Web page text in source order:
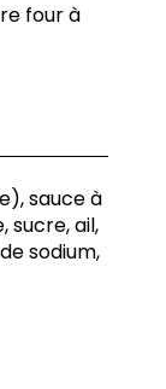
four à
sauce à
sucre, ail,
sodium,